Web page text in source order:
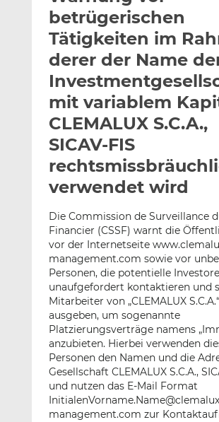
l
a
n
n
k
e
d
I
n
t
e
e
n
c
e
b
o
o
k
t
e
e
n
betrügerischen
Tätigkeiten im
derer der Name
mit variablem
CLEMALUX S.C.A.,
SICAV-FIS
verwendet wird
Die Commission de Surveillance
Financier (CSSF) warnt die
vor der Internetseite
management.com sowie vor
Personen, die potentielle
unaufgefordert kontaktieren und
Mitarbeiter von „CLEMALUX S.C.A.“
ausgeben, um sogenannte
Platzierungsverträge namens
anzubieten. Hierbei verwenden
Personen den Namen und die
Gesellschaft CLEMALUX S.C.A.,
und nutzen das E-Mail Format
management.com zur